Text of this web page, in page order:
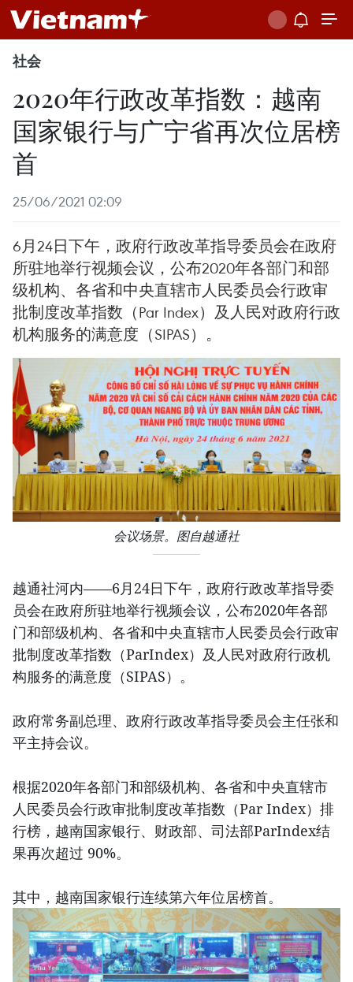
社会
2020年行政改革指数：越南
国家银行与广宁省再次位居榜
首
25/06/2021 02:09
6月24日下午，政府行政改革指导委员会在政府
所驻地举行视频会议，公布2020年各部门和部
级机构、各省和中央直辖市人民委员会行政审
批制度改革指数（Par Index）及人民对政府行政
机构服务的满意度（SIPAS）。
会议场景。图自越通社
越通社河内——6月24日下午，政府行政改革指导委
员会在政府所驻地举行视频会议，公布2020年各部
门和部级机构、各省和中央直辖市人民委员会行政审
批制度改革指数（ParIndex）及人民对政府行政机
构服务的满意度（SIPAS）。
政府常务副总理、政府行政改革指导委员会主任张和
平主持会议。
根据2020年各部门和部级机构、各省和中央直辖市
人民委员会行政审批制度改革指数（Par Index）排
行榜，越南国家银行、财政部、司法部ParIndex结
果再次超过 90%。
其中，越南国家银行连续第六年位居榜首。